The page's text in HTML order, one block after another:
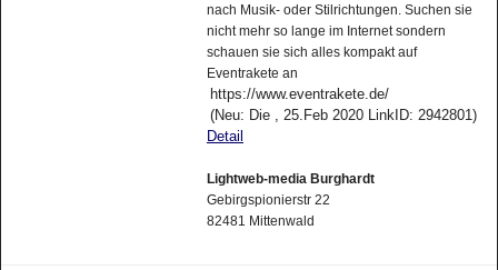
nach Musik- oder Stilrichtungen. Suchen sie
nicht mehr so lange im Internet sondern
schauen sie sich alles kompakt auf
Eventrakete an
https://www.eventrakete.de/
(Neu: Die , 25.Feb 2020 LinkID: 2942801)
Detail
Lightweb-media Burghardt
Gebirgspionierstr 22
82481 Mittenwald